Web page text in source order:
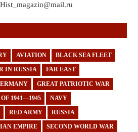
AVIATION BLACK SEA FLEET
IN RUSSIA FAR EAST
GREAT PATRIOTIC WAR
1941—1945 NAVY
RED ARMY RUSSIA
EMPIRE SECOND WORLD WAR